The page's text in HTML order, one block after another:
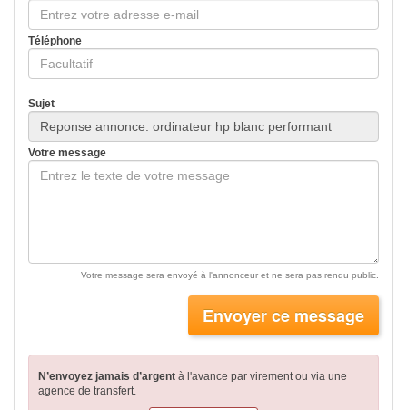
Téléphone
Sujet
Votre message
Votre message sera envoyé à l'annonceur et ne sera pas rendu public.
Envoyer ce message
N’envoyez jamais d’argent à l'avance par virementou via une
agence de transfert.